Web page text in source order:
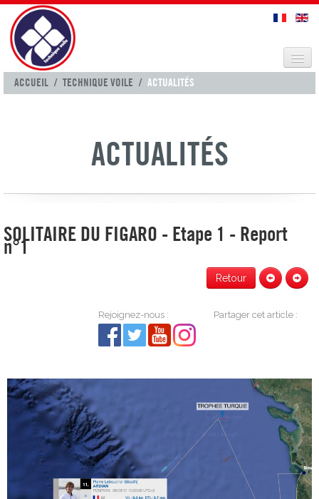
TECHNIQUE VOILE
CONTACT
ACCUEIL / TECHNIQUE VOILE / ACTUALITÉS
ACTUALITÉS
SOLITAIRE DU FIGARO - Etape 1 - Report
n°1
Retour
Rejoignez-nous : Partager cet article :